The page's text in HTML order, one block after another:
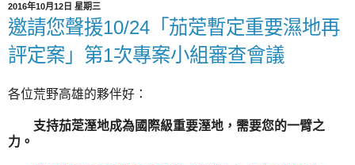
2016年10月12日 星期三
邀請您聲援10/24「茄萣暫定重要濕地再
評定案」第1次專案小組審查會議
各位荒野高雄的夥伴好：
支持茄萣溼地成為國際級重要溼地，需要您的一臂之
力。